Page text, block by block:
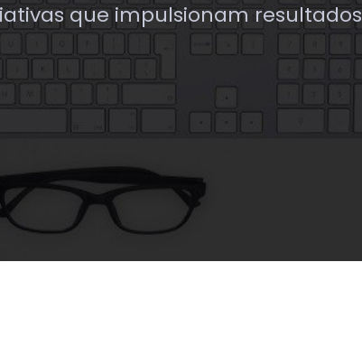
que impulsionam resultados